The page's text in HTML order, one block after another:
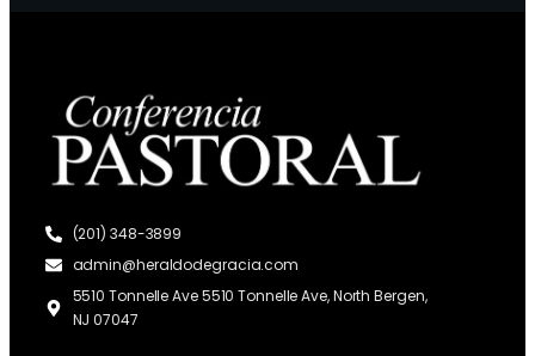
(201) 348-3899
admin@heraldodegracia.com
5510 Tonnelle Ave 5510 Tonnelle Ave, North Bergen,
NJ 07047